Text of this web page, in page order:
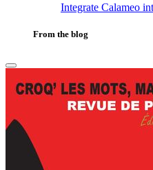
Integrate Calameo
From the blog